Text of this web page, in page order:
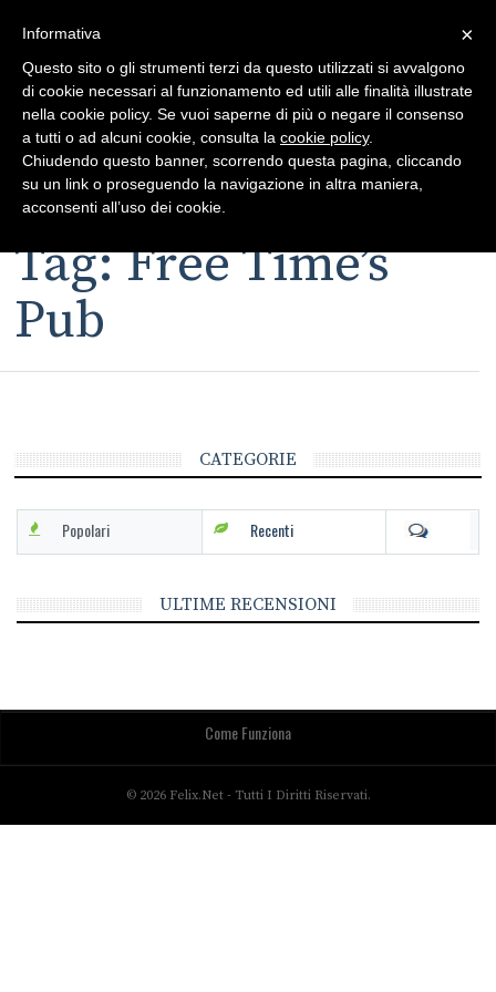
Toggle
Toggle
navigation
Tag: Free Time’s
Pub
CATEGORIE
Popolari Recenti
ULTIME RECENSIONI
Come Funziona
© 2026 Felix.net - Tutti I Diritti Riservati.
×
Informativa
Questo sito o gli strumenti terzi da questo utilizzati si avvalgono
di cookie necessari al funzionamento ed utili alle finalità illustrate
nella cookie policy. Se vuoi saperne di più o negare il consenso
a tutti o ad alcuni cookie, consulta la cookie policy.
Chiudendo questo banner, scorrendo questa pagina, cliccando
su un link o proseguendo la navigazione in altra maniera,
acconsenti all’uso dei cookie.